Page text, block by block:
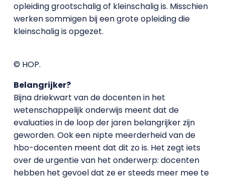
opleiding grootschalig of kleinschalig is. Misschien
werken sommigen bij een grote opleiding die
kleinschalig is opgezet.
© HOP.
Belangrijker?
Bijna driekwart van de docenten in het
wetenschappelijk onderwijs meent dat de
evaluaties in de loop der jaren belangrijker zijn
geworden. Ook een nipte meerderheid van de
hbo-docenten meent dat dit zo is. Het zegt iets
over de urgentie van het onderwerp: docenten
hebben het gevoel dat ze er steeds meer mee te